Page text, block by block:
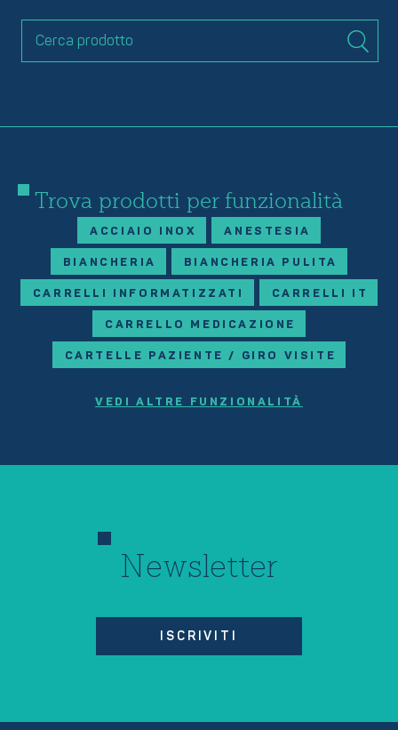
Trova prodotti per funzionalità
ACCIAIO INOX ANESTESIA
BIANCHERIA BIANCHERIA PULITA
CARRELLI INFORMATIZZATI CARRELLI IT
CARRELLO MEDICAZIONE
CARTELLE PAZIENTE / GIRO VISITE
VEDI ALTRE FUNZIONALITÀ
Newsletter
ISCRIVITI